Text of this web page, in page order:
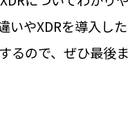
いやXDRを導入し
るので、ぜひ最後